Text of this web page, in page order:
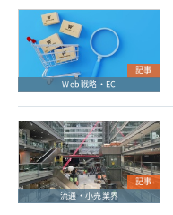
記事
Web戦略・EC
記事
流通・小売業界